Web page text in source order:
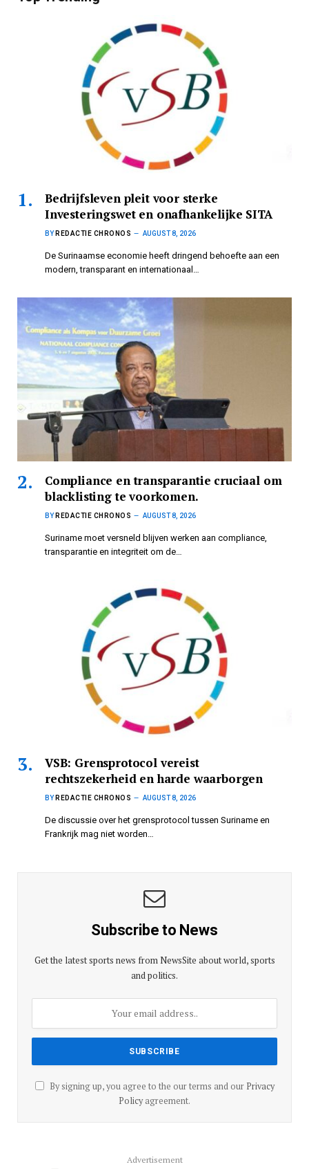
Bedrijfsleven pleit voor sterke
Investeringswet en onafhankelijke SITA
BY REDACTIE CHRONOS AUGUST 8, 2026
De Surinaamse economie heeft dringend behoefte aan een
modern, transparant en internationaal…
Compliance en transparantie cruciaal om
blacklisting te voorkomen.
BY REDACTIE CHRONOS AUGUST 8, 2026
Suriname moet versneld blijven werken aan compliance,
transparantie en integriteit om de…
VSB: Grensprotocol vereist
rechtszekerheid en harde waarborgen
BY REDACTIE CHRONOS AUGUST 8, 2026
De discussie over het grensprotocol tussen Suriname en
Frankrijk mag niet worden…
Subscribe to News
Get the latest sports news from NewsSite about world, sports
and politics.
By signing up, you agree to the our terms and our Privacy
Policyagreement.
Advertisement